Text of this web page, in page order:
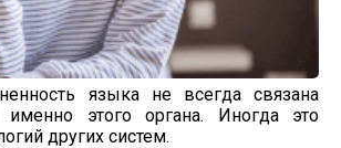
языка не всегда связана
этого органа. Иногда это
других систем.